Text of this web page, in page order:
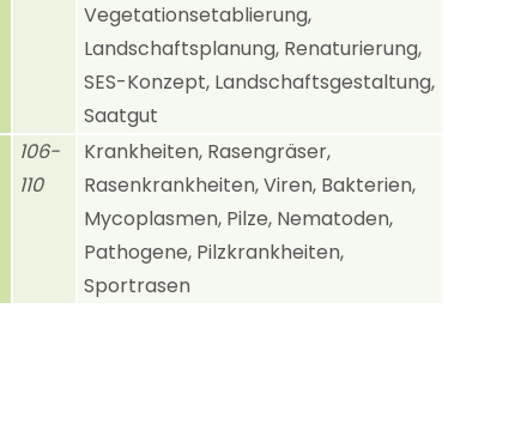
Vegetationsetablierung,
Landschaftsplanung, Renaturierung,
SES-Konzept, Landschaftsgestaltung,
Saatgut
106-
110
Krankheiten, Rasengräser,
Rasenkrankheiten, Viren, Bakterien,
Mycoplasmen, Pilze, Nematoden,
Pathogene, Pilzkrankheiten,
Sportrasen
Kontakt
Deutsche Rasengesellschaft (DRG) e.V.
Haus der Landschaft
Alexander-von-Humboldt-Straße 4